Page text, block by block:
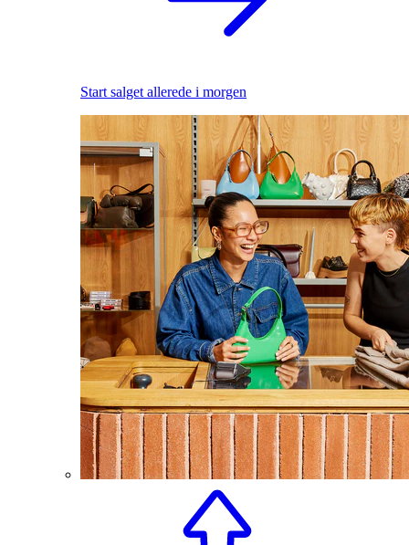
Start salget allerede i morgen